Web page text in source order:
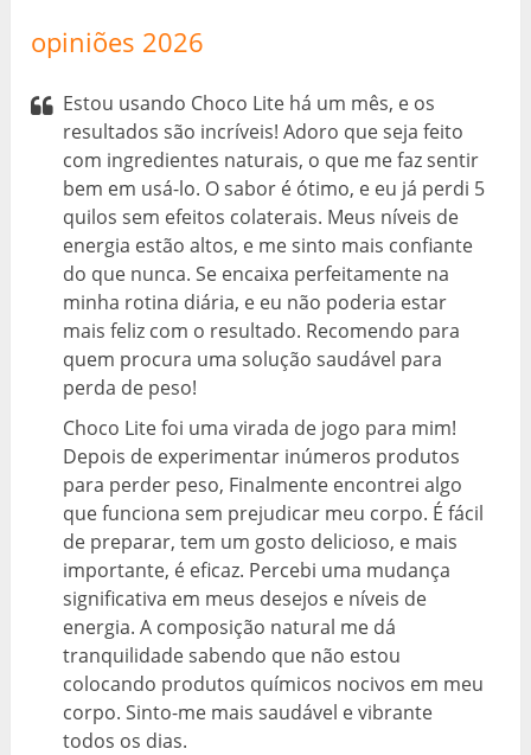
opiniões 2026
Estou usando Choco Lite há um mês, e os
resultados são incríveis! Adoro que seja feito
com ingredientes naturais, o que me faz sentir
bem em usá-lo. O sabor é ótimo, e eu já perdi 5
quilos sem efeitos colaterais. Meus níveis de
energia estão altos, e me sinto mais confiante
do que nunca. Se encaixa perfeitamente na
minha rotina diária, e eu não poderia estar
mais feliz com o resultado. Recomendo para
quem procura uma solução saudável para
perda de peso!
Choco Lite foi uma virada de jogo para mim!
Depois de experimentar inúmeros produtos
para perder peso, Finalmente encontrei algo
que funciona sem prejudicar meu corpo. É fácil
de preparar, tem um gosto delicioso, e mais
importante, é eficaz. Percebi uma mudança
significativa em meus desejos e níveis de
energia. A composição natural me dá
tranquilidade sabendo que não estou
colocando produtos químicos nocivos em meu
corpo. Sinto-me mais saudável e vibrante
todos os dias.